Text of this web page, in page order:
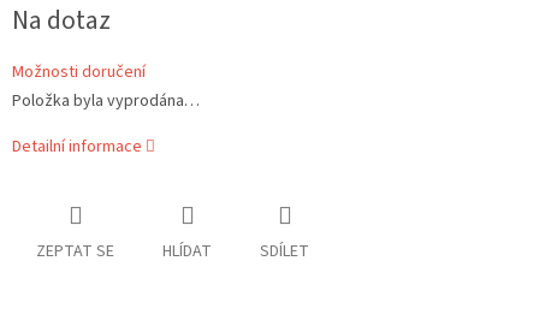
cena:
Na dotaz
Možnosti doručení
Položka byla vyprodána…
Detailní informace
ZEPTAT SE HLÍDAT SDÍLET